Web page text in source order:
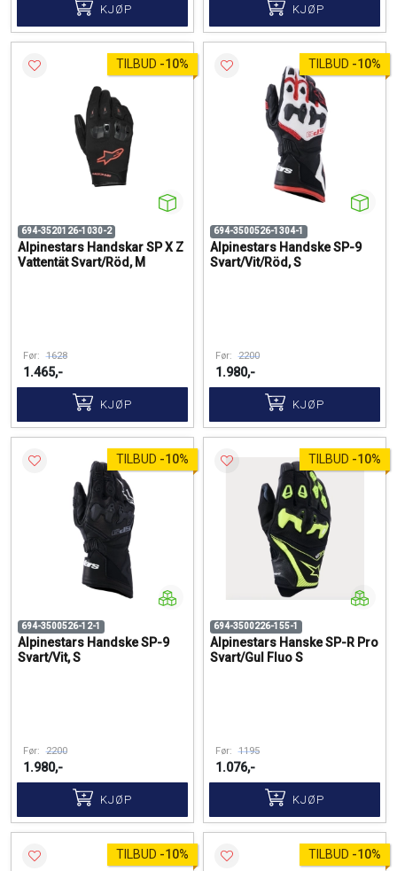
KJØP KJØP
TILBUD -10%
694-3520126-1030-2
Alpinestars Handskar SP X Z
Vattentät Svart/Röd, M
Før: 1628
1.465,-
KJØP
TILBUD -10%
694-3500526-1304-1
Alpinestars Handske SP-9
Svart/Vit/Röd, S
Før: 2200
1.980,-
KJØP
TILBUD -10%
694-3500526-12-1
Alpinestars Handske SP-9
Svart/Vit, S
Før: 2200
1.980,-
KJØP
TILBUD -10%
694-3500226-155-1
Alpinestars Hanske SP-R Pro
Svart/Gul Fluo S
Før: 1195
1.076,-
KJØP
TILBUD -10% TILBUD -10%